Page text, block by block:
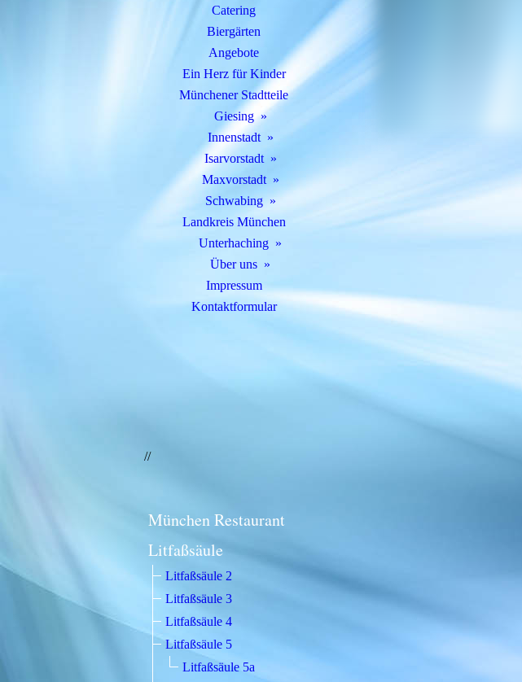
Catering
Biergärten
Angebote
Ein Herz für Kinder
Münchener Stadtteile
Giesing
Innenstadt
Isarvorstadt
Maxvorstadt
Schwabing
Landkreis München
Unterhaching
Über uns
Impressum
Kontaktformular
//
München Restaurant
Litfaßsäule
Litfaßsäule 2
Litfaßsäule 3
Litfaßsäule 4
Litfaßsäule 5
Litfaßsäule 5a